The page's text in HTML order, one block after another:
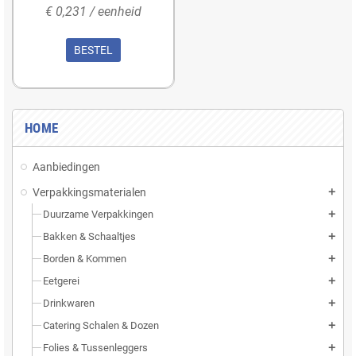
HOME
Aanbiedingen
Verpakkingsmaterialen
add
Duurzame Verpakkingen add
Bakken & Schaaltjes add
Borden & Kommen add
Eetgerei add
Drinkwaren add
Catering Schalen & Dozen add
Folies & Tussenleggers add
€ 0,231 / eenheid
BESTEL